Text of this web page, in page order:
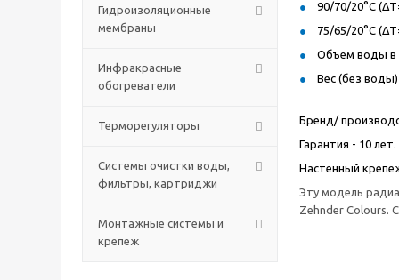
Гидроизоляционные
мембраны
Инфракрасные
обогреватели
Терморегуляторы
Системы очистки воды,
фильтры, картриджи
Монтажные системы и
крепеж
90/70/20°C
75/65/20°C
Объем воды в
Вес (без воды)
Бренд/
Гарантия - 10 лет.
Настенный
Эту модель
Zehnder Colours.